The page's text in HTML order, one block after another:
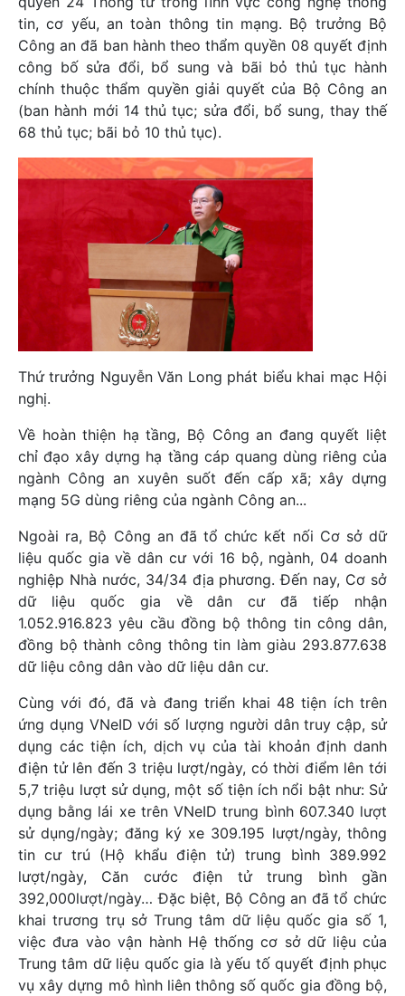
tin, cơ yếu, an toàn thông tin mạng. Bộ trưởng Bộ
Công an đã ban hành theo thẩm quyền 08 quyết định
công bố sửa đổi, bổ sung và bãi bỏ thủ tục hành
chính thuộc thẩm quyền giải quyết của Bộ Công an
(ban hành mới 14 thủ tục; sửa đổi, bổ sung, thay thế
68 thủ tục; bãi bỏ 10 thủ tục).
Thứ trưởng Nguyễn Văn Long phát biểu khai mạc Hội
nghị.
Về hoàn thiện hạ tầng, Bộ Công an đang quyết liệt
chỉ đạo xây dựng hạ tầng cáp quang dùng riêng của
ngành Công an xuyên suốt đến cấp xã; xây dựng
mạng 5G dùng riêng của ngành Công an...
Ngoài ra, Bộ Công an đã tổ chức kết nối Cơ sở dữ
liệu quốc gia về dân cư với 16 bộ, ngành, 04 doanh
nghiệp Nhà nước, 34/34 địa phương. Đến nay, Cơ sở
dữ liệu quốc gia về dân cư đã tiếp nhận
1.052.916.823 yêu cầu đồng bộ thông tin công dân,
đồng bộ thành công thông tin làm giàu 293.877.638
dữ liệu công dân vào dữ liệu dân cư.
Cùng với đó, đã và đang triển khai 48 tiện ích trên
ứng dụng VNeID với số lượng người dân truy cập, sử
dụng các tiện ích, dịch vụ của tài khoản định danh
điện tử lên đến 3 triệu lượt/ngày, có thời điểm lên tới
5,7 triệu lượt sử dụng, một số tiện ích nổi bật như: Sử
dụng bằng lái xe trên VNeID trung bình 607.340 lượt
sử dụng/ngày; đăng ký xe 309.195 lượt/ngày, thông
tin cư trú (Hộ khẩu điện tử) trung bình 389.992
lượt/ngày, Căn cước điện tử trung bình gần
392,000lượt/ngày… Đặc biệt, Bộ Công an đã tổ chức
khai trương trụ sở Trung tâm dữ liệu quốc gia số 1,
việc đưa vào vận hành Hệ thống cơ sở dữ liệu của
Trung tâm dữ liệu quốc gia là yếu tố quyết định phục
vụ xây dựng mô hình liên thông số quốc gia đồng bộ,